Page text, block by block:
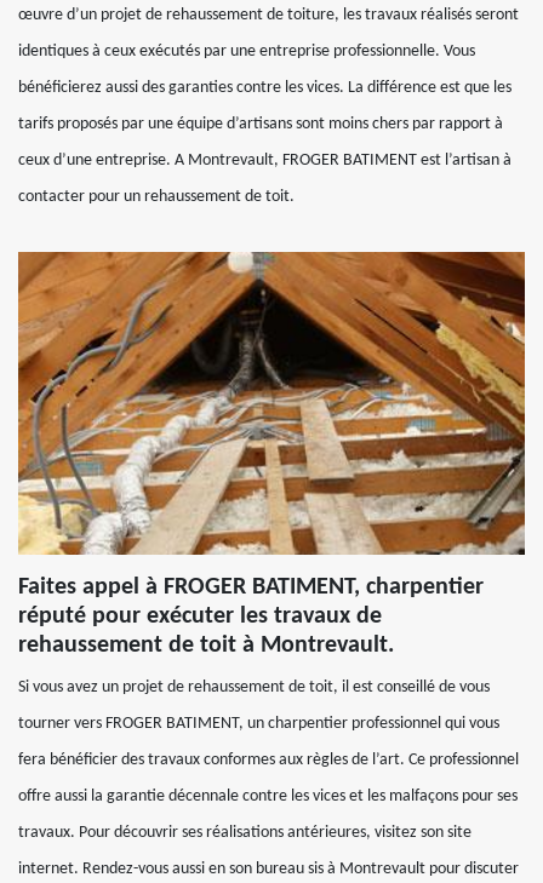
œuvre d’un projet de rehaussement de toiture, les travaux réalisés seront
identiques à ceux exécutés par une entreprise professionnelle. Vous
bénéficierez aussi des garanties contre les vices. La différence est que les
tarifs proposés par une équipe d’artisans sont moins chers par rapport à
ceux d’une entreprise. A Montrevault, FROGER BATIMENT est l’artisan à
contacter pour un rehaussement de toit.
Faites appel à FROGER BATIMENT, charpentier
réputé pour exécuter les travaux de
rehaussement de toit à Montrevault.
Si vous avez un projet de rehaussement de toit, il est conseillé de vous
tourner vers FROGER BATIMENT, un charpentier professionnel qui vous
fera bénéficier des travaux conformes aux règles de l’art. Ce professionnel
offre aussi la garantie décennale contre les vices et les malfaçons pour ses
travaux. Pour découvrir ses réalisations antérieures, visitez son site
internet. Rendez-vous aussi en son bureau sis à Montrevault pour discuter